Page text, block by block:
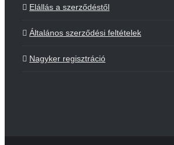
Elállás a szerződéstől
Általános szerződési feltételek
Nagyker regisztráció